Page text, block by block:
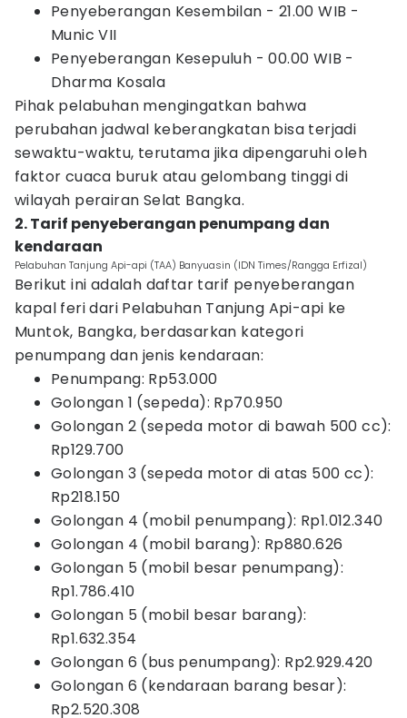
Penyeberangan Kesembilan - 21.00 WIB -
Munic VII
Penyeberangan Kesepuluh - 00.00 WIB -
Dharma Kosala
Pihak pelabuhan mengingatkan bahwa
perubahan jadwal keberangkatan bisa terjadi
sewaktu-waktu, terutama jika dipengaruhi oleh
faktor cuaca buruk atau gelombang tinggi di
wilayah perairan Selat Bangka.
2. Tarif penyeberangan penumpang dan
kendaraan
Pelabuhan Tanjung Api-api (TAA) Banyuasin (IDN Times/Rangga Erfizal)
Berikut ini adalah daftar tarif penyeberangan
kapal feri dari Pelabuhan Tanjung Api-api ke
Muntok, Bangka, berdasarkan kategori
penumpang dan jenis kendaraan:
Penumpang: Rp53.000
Golongan 1 (sepeda): Rp70.950
Golongan 2 (sepeda motor di bawah 500 cc):
Rp129.700
Golongan 3 (sepeda motor di atas 500 cc):
Rp218.150
Golongan 4 (mobil penumpang): Rp1.012.340
Golongan 4 (mobil barang): Rp880.626
Golongan 5 (mobil besar penumpang):
Rp1.786.410
Golongan 5 (mobil besar barang):
Rp1.632.354
Golongan 6 (bus penumpang): Rp2.929.420
Golongan 6 (kendaraan barang besar):
Rp2.520.308